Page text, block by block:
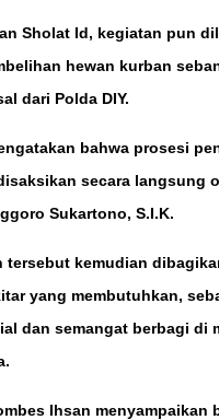
Sholat Id, kegiatan pun
hewan kurban
dari Polda DIY.
bahwa prosesi
secara langsung
Sukartono, S.I.K.
tersebut kemudian
yang membutuhkan,
dan semangat berbagi di
Ihsan menyampaikan